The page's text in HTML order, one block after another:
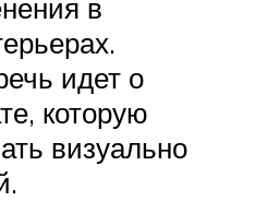
в
идет о
которую
визуально